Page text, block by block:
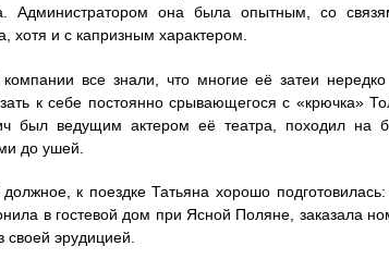
Администратором она была опытным, со
хотя и с капризным характером.
все знали, что многие её затеи
к себе постоянно срывающегося с «крючка»
был ведущим актером её театра, походил на
до ушей.
к поездке Татьяна хорошо
в гостевой дом при Ясной Поляне, заказала
эрудицией.